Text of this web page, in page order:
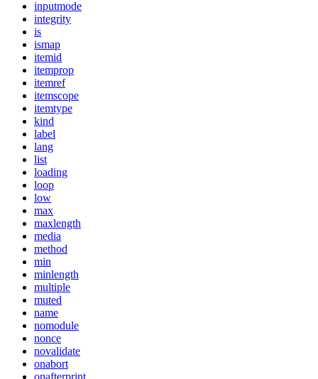
inputmode
integrity
is
ismap
itemid
itemprop
itemref
itemscope
itemtype
kind
label
lang
list
loading
loop
low
max
maxlength
media
method
min
minlength
multiple
muted
name
nomodule
nonce
novalidate
onabort
onafterprint